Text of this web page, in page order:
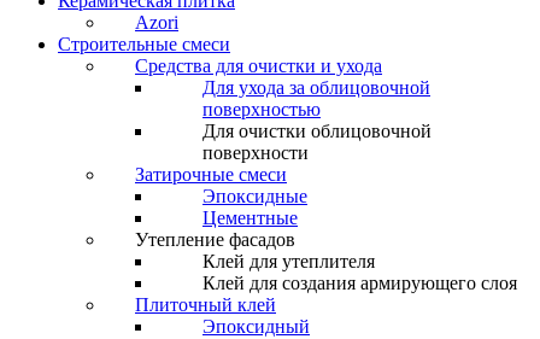
Azori
Строительные смеси
Средства для очистки и ухода
Для ухода за облицовочной
поверхностью
Для очистки облицовочной
поверхности
Затирочные смеси
Эпоксидные
Цементные
Утепление фасадов
Клей для утеплителя
Клей для создания армирующего слоя
Плиточный клей
Эпоксидный